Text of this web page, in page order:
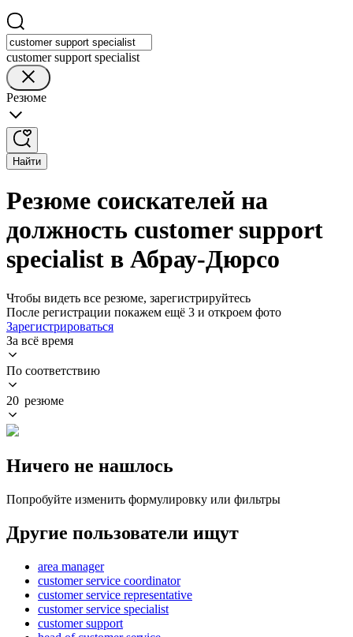
customer support specialist
Резюме
Найти
Резюме соискателей на
должность customer support
specialist в Абрау-Дюрсо
Чтобы видеть все резюме, зарегистрируйтесь
После регистрации покажем ещё 3 и откроем фото
Зарегистрироваться
За всё время
По соответствию
20 резюме
Ничего не нашлось
Попробуйте изменить формулировку или фильтры
Другие пользователи ищут
area manager
customer service coordinator
customer service representative
customer service specialist
customer support